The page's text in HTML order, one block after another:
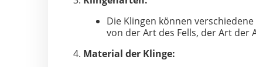
Die Klingen können
von der Art des Fells, der Art der
Material der Klinge: